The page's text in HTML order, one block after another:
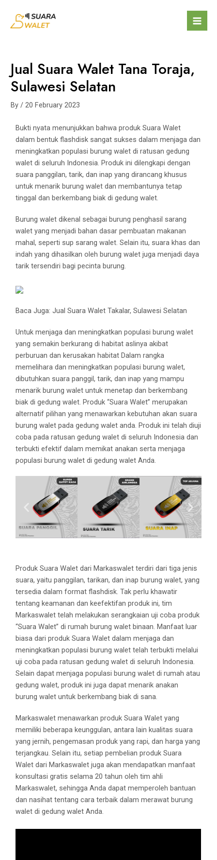
Jual Suara Walet Tana Toraja,
Sulawesi Selatan
By/20 February 2023
Bukti nyata menunjukkan bahwa produk Suara Walet
dalam bentuk flashdisk sangat sukses dalam menjaga dan
meningkatkan populasi burung walet di ratusan gedung
walet di seluruh Indonesia. Produk ini dilengkapi dengan
suara panggilan, tarik, dan inap yang dirancang khusus
untuk menarik burung walet dan membantunya tetap
tinggal dan berkembang biak di gedung walet.
Burung walet dikenal sebagai burung penghasil sarang
walet yang menjadi bahan dasar pembuatan makanan
mahal, seperti sup sarang walet. Selain itu, suara khas dan
indah yang dihasilkan oleh burung walet juga menjadi daya
tarik tersendiri bagi pecinta burung.
Baca Juga:Jual Suara Walet Takalar, Sulawesi Selatan
Untuk menjaga dan meningkatkan populasi burung walet
yang semakin berkurang di habitat aslinya akibat
perburuan dan kerusakan habitat Dalam rangka
memelihara dan meningkatkan populasi burung walet,
dibutuhkan suara panggil, tarik, dan inap yang mampu
menarik burung walet untuk menetap dan berkembang
biak di gedung walet. Produk “Suara Walet” merupakan
alternatif pilihan yang menawarkan kebutuhan akan suara
burung walet pada gedung walet anda. Produk ini telah diuji
coba pada ratusan gedung walet di seluruh Indonesia dan
terbukti efektif dalam memikat anakan serta menjaga
populasi burung walet di gedung walet Anda.
Produk Suara Walet dari Markaswalet terdiri dari tiga jenis
suara, yaitu panggilan, tarikan, dan inap burung walet, yang
tersedia dalam format flashdisk. Tak perlu khawatir
tentang keamanan dan keefektifan produk ini, tim
Markaswalet telah melakukan serangkaian uji coba produk
“Suara Walet” di rumah burung walet binaan. Manfaat luar
biasa dari produk Suara Walet dalam menjaga dan
meningkatkan populasi burung walet telah terbukti melalui
uji coba pada ratusan gedung walet di seluruh Indonesia.
Selain dapat menjaga populasi burung walet di rumah atau
gedung walet, produk ini juga dapat menarik anakan
burung walet untuk berkembang biak di sana.
Markaswalet menawarkan produk Suara Walet yang
memiliki beberapa keunggulan, antara lain kualitas suara
yang jernih, pengemasan produk yang rapi, dan harga yang
terjangkau. Selain itu, setiap pembelian produk Suara
Walet dari Markaswalet juga akan mendapatkan manfaat
konsultasi gratis selama 20 tahun oleh tim ahli
Markaswalet, sehingga Anda dapat memperoleh bantuan
dan nasihat tentang cara terbaik dalam merawat burung
walet di gedung walet Anda.